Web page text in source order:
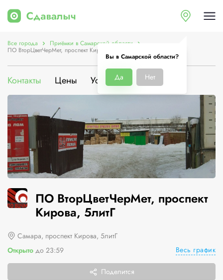
Вы в Самарской области?
Да Нет
Все города Приёмки в Самарской области
ПО ВторЦветЧерМет, проспект Кирова, 5литГ
Контакты Цены Услуги О компании
ПО ВторЦветЧерМет, проспект
Кирова, 5литГ
Самара, проспект Кирова, 5литГ
Открыто до 23:59 Весь график
Поделится